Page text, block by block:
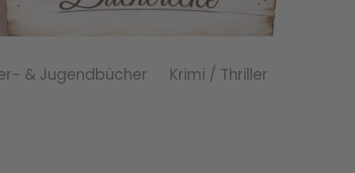
& Jugendbücher Krimi / Thriller